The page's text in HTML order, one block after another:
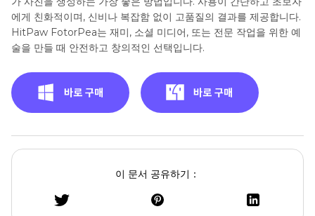
에게 친화적이며, 신비나 복잡함 없이 고품질의 결과를 제공합니다.
HitPaw FotorPea는 재미, 소셜 미디어, 또는 전문 작업을 위한 예
술을 만들 때 안전하고 창의적인 선택입니다.
이 문서 공유하기：